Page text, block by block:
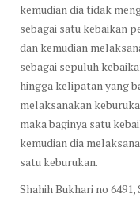
kemudian dia tidak
sebagai satu kebaikan
dan kemudian
sebagai sepuluh
hingga kelipatan yang
melaksanakan
maka baginya satu
kemudian dia
satu keburukan.
Shahih Bukhari no